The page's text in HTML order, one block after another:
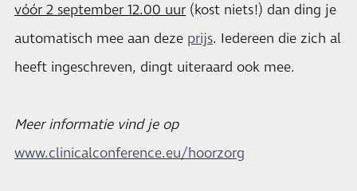
vóór 2 september 12.00 uur (kost niets!) dan ding je
automatisch mee aan deze prijs. Iedereen die zich al
heeft ingeschreven, dingt uiteraard ook mee.
Meer informatie vind je op
www.clinicalconference.eu/hoorzorg